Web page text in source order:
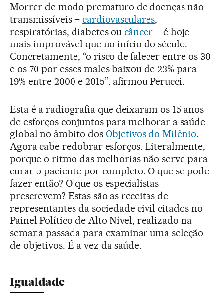
Morrer de modo prematuro de doenças não
transmissíveis – cardiovasculares,
respiratórias, diabetes ou câncer – é hoje
mais improvável que no início do século.
Concretamente, “o risco de falecer entre os 30
e os 70 por esses males baixou de 23% para
19% entre 2000 e 2015”, afirmou Perucci.
Esta é a radiografia que deixaram os 15 anos
de esforços conjuntos para melhorar a saúde
global no âmbito dos Objetivos do Milênio.
Agora cabe redobrar esforços. Literalmente,
porque o ritmo das melhorias não serve para
curar o paciente por completo. O que se pode
fazer então? O que os especialistas
prescrevem? Estas são as receitas de
representantes da sociedade civil citados no
Painel Político de Alto Nível, realizado na
semana passada para examinar uma seleção
de objetivos. É a vez da saúde.
Igualdade